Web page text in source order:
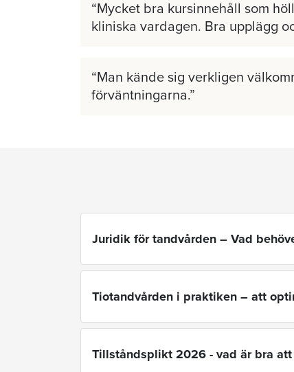
Mycket bra kursinnehåll som
kliniska vardagen. Bra upplägg
Man kände sig verkligen
förväntningarna.
Juridik för tandvården – Vad
Tiotandvården i praktiken – att
Tillståndsplikt 2026 - vad är bra att